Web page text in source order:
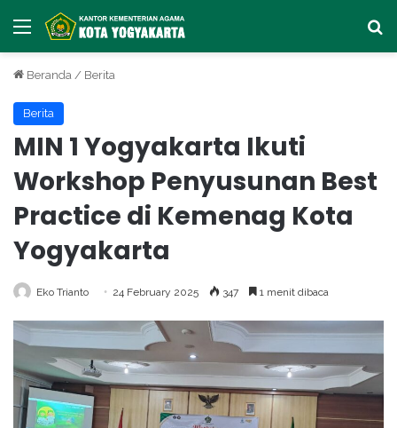
Menu
Beranda / Berita
Berita
MIN 1 Yogyakarta Ikuti
Workshop Penyusunan Best
Practice di Kemenag Kota
Yogyakarta
Eko Trianto 24 February 2025 347 1 menit dibaca